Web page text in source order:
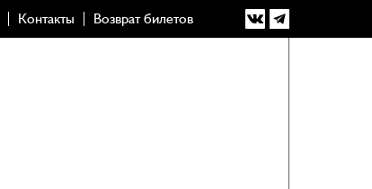
Контакты Возврат билетов